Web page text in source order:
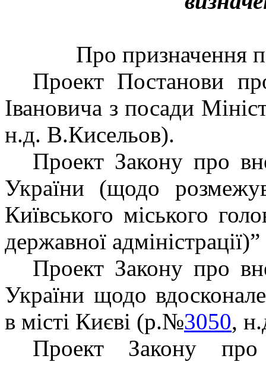
Про призначення
Проект Постанови
Івановича з посади
н.д. В.Кисельов).
Проект Закону про
України (щодо
Київського міського
державної
Проект Закону про
України щодо
в місті Києві (р.№3050,
Проект Закону